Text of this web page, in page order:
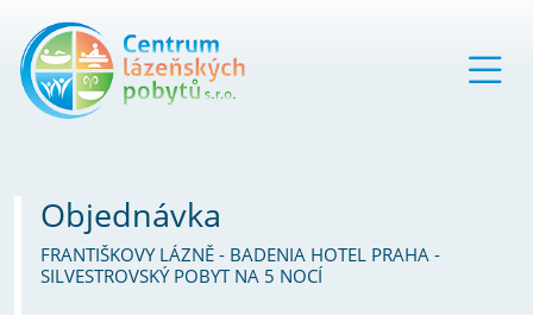
Objednávka
FRANTIŠKOVY LÁZNĚ - BADENIA HOTEL PRAHA -
SILVESTROVSKÝ POBYT NA 5 NOCÍ